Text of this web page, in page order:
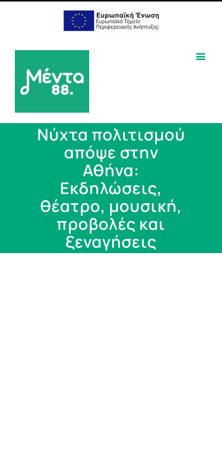
Νύχτα πολιτισμού
απόψε στην
Αθήνα:
Εκδηλώσεις,
θέατρο, μουσική,
προβολές και
ξεναγήσεις